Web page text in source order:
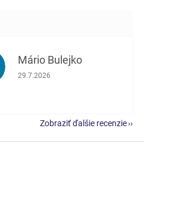
Mário Bulejko
Hodnotenie obchodu je 5 z 5 hviezdičiek.
29.7.2026
Zobraziť ďalšie recenzie